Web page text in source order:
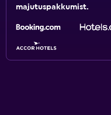
majutuspakkumist.